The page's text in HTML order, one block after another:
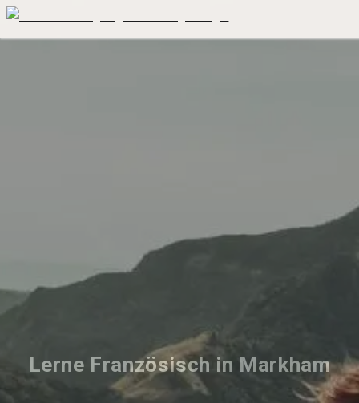
Lerne Französisch in Markham